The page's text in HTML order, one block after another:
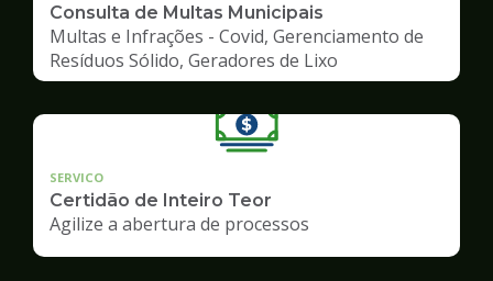
Consulta de Multas Municipais
Multas e Infrações - Covid, Gerenciamento de
Resíduos Sólido, Geradores de Lixo
SERVICO
Certidão de Inteiro Teor
Agilize a abertura de processos